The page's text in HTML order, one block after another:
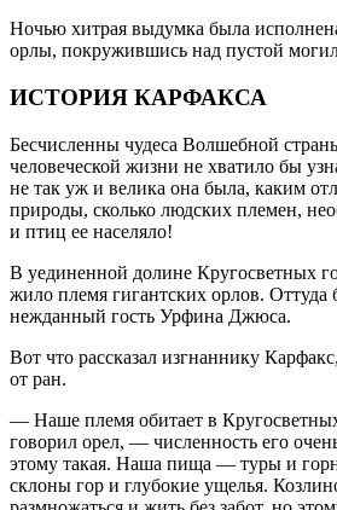
Ночью хитрая выдумка была
орлы, покружившись над пустой
ИСТОРИЯ КАРФАКСА
Бесчисленны чудеса Волшебной
человеческой жизни не хватило бы
не так уж и велика она была, каким
природы, сколько людских племен,
и птиц ее населяло!
В уединенной долине Кругосветных
жило племя гигантских орлов.
нежданный гость Урфина Джюса.
Вот что рассказал изгнаннику
от ран.
— Наше племя обитает в
говорил орел, — численность его
этому такая. Наша пища — туры и
склоны гор и глубокие ущелья.